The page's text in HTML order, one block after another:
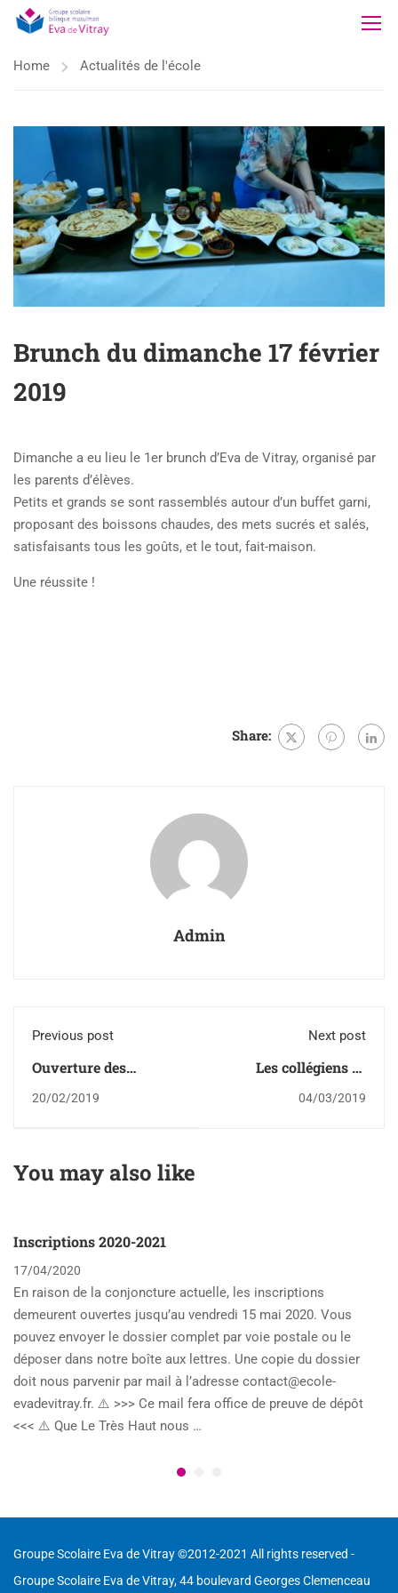
Home Actualités de l'école
Brunch du dimanche 17 février
2019
Dimanche a eu lieu le 1er brunch d’Eva de Vitray, organisé par
les parents d’élèves.
Petits et grands se sont rassemblés autour d’un buffet garni,
proposant des boissons chaudes, des mets sucrés et salés,
satisfaisants tous les goûts, et le tout, fait-maison.
Une réussite !
Share:
Admin
Previous post
Ouverture des
inscriptions ~ Rentrée
20/02/2019
Next post
Les collégiens se
mobilisent pour la
04/03/2019
You may also like
Inscriptions 2020-2021
17/04/2020
En raison de la conjoncture actuelle, les inscriptions
demeurent ouvertes jusqu’au vendredi 15 mai 2020. Vous
pouvez envoyer le dossier complet par voie postale ou le
déposer dans notre boîte aux lettres. Une copie du dossier
doit nous parvenir par mail à l’adresse contact@ecole-
evadevitray.fr. ⚠️ >>> Ce mail fera office de preuve de dépôt
<<< ⚠️ Que Le Très Haut nous …
Groupe Scolaire Eva de Vitray ©2012-2021 All rights reserved -
Groupe Scolaire Eva de Vitray, 44 boulevard Georges Clemenceau